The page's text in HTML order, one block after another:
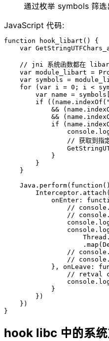
通过枚举 symbols 筛选
JavaScript 代码:
function hook_libart() {
var
// jni 系统函数都在
var module_libart =
var symbols =
for (var i = 0; i <
var name =
if
&&
&&
if
// 获取到指
            }
        }
    }
onEnter:
//
//
//
//
}, onLeave:
// retval
            }
        })
    })
}
hook libc 中的系